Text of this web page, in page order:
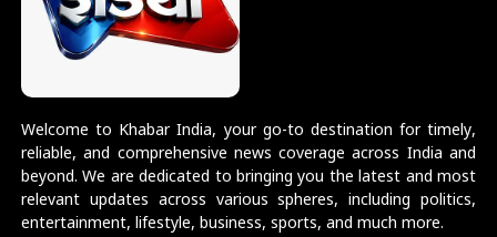
Welcome to Khabar India, your go-to destination for timely,
reliable, and comprehensive news coverage across India and
beyond. We are dedicated to bringing you the latest and most
relevant updates across various spheres, including politics,
entertainment, lifestyle, business, sports, and much more.